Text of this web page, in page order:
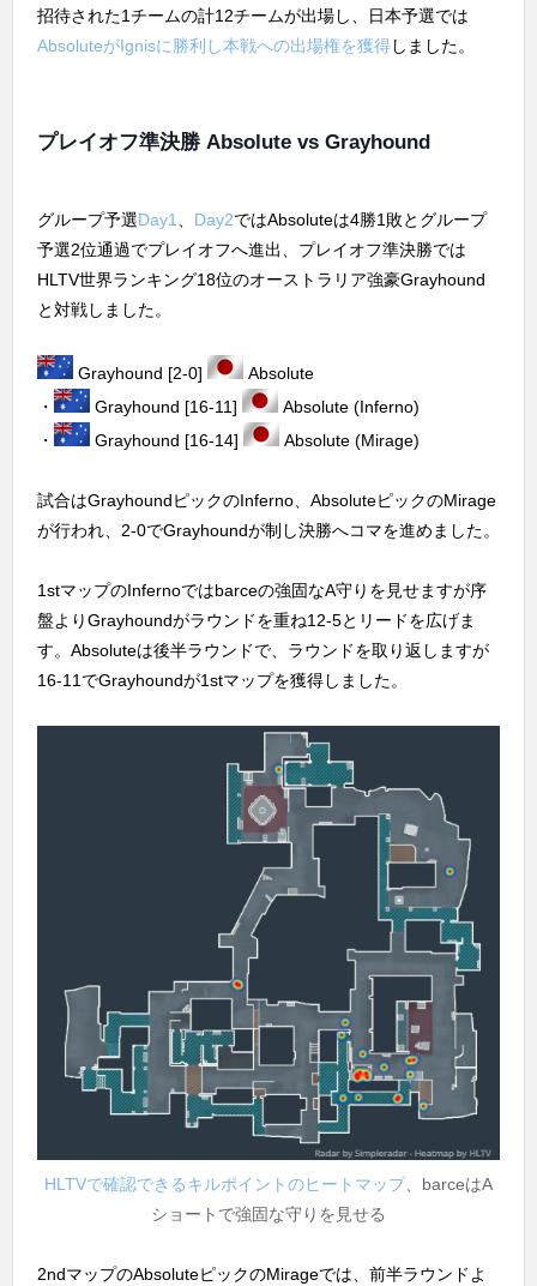
招待された1チームの計12チームが出場し、日本予選では
AbsoluteがIgnisに勝利し本戦への出場権を獲得しました。
プレイオフ準決勝 Absolute vs Grayhound
グループ予選Day1、 Day2ではAbsoluteは4勝1敗とグループ
予選2位通過でプレイオフへ進出、プレイオフ準決勝では
HLTV世界ランキング18位のオーストラリア強豪Grayhound
と対戦しました。
Grayhound [2-0]
Absolute
・
Grayhound [16-11]
Absolute (Inferno)
・
Grayhound [16-14] Absolute (Mirage)
試合はGrayhoundピックのInferno、AbsoluteピックのMirage
が行われ、2-0でGrayhoundが制し決勝へコマを進めました。
1stマップのInfernoではbarceの強固なA守りを見せますが序
盤よりGrayhoundがラウンドを重ね12-5とリードを広げま
す。Absoluteは後半ラウンドで、ラウンドを取り返しますが
16-11でGrayhoundが1stマップを獲得しました。
HLTVで確認できるキルポイントのヒートマップ、barceはA
ショートで強固な守りを見せる
2ndマップのAbsoluteピックのMirageでは、前半ラウンドよ